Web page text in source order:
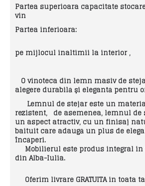
Partea superioara capacitate
vin
Partea inferioara: - 2
- 1
pe mijlocul inaltimii la interior ,
O vinoteca din lemn masiv de
alegere durabilă și elegantă pentru
Lemnul de stejar este un
rezistent, de asemenea, lemnul de
un aspect atractiv, cu un finisaj
baituit care adaugă un plus de
încăperi.
Mobilierul este produs integral
din Alba-Iulia.
Oferim livrare GRATUITA in toata